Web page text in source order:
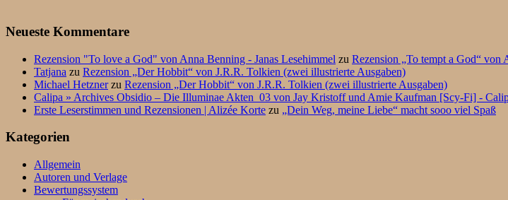
Neueste Kommentare
Rezension "To love a God" von Anna Benning - Janas Lesehimmel zu Rezension „To tempt a God“ von
Tatjana zu Rezension „Der Hobbit“ von J.R.R. Tolkien (zwei illustrierte Ausgaben)
Michael Hetznerzu Rezension „Der Hobbit“ von J.R.R. Tolkien (zwei illustrierte Ausgaben)
Calipa » Archives Obsidio – Die Illuminae Akten_03 von Jay Kristoff und Amie Kaufman [Scy-Fi] -
Erste Leserstimmen und Rezensionen | Alizée Korte zu „Dein Weg, meine Liebe“ macht sooo viel Spaß
Kategorien
Allgemein
Autoren und Verlage
Bewertungssystem